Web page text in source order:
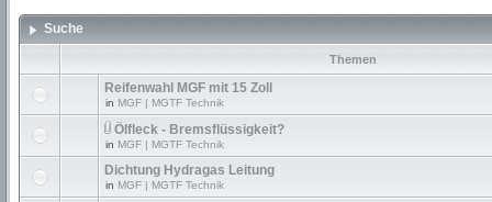
Suche
Themen
Reifenwahl MGF mit 15 Zoll
in MGF | MGTF Technik
Ölfleck - Bremsflüssigkeit?
in MGF | MGTF Technik
Dichtung Hydragas Leitung
in MGF | MGTF Technik